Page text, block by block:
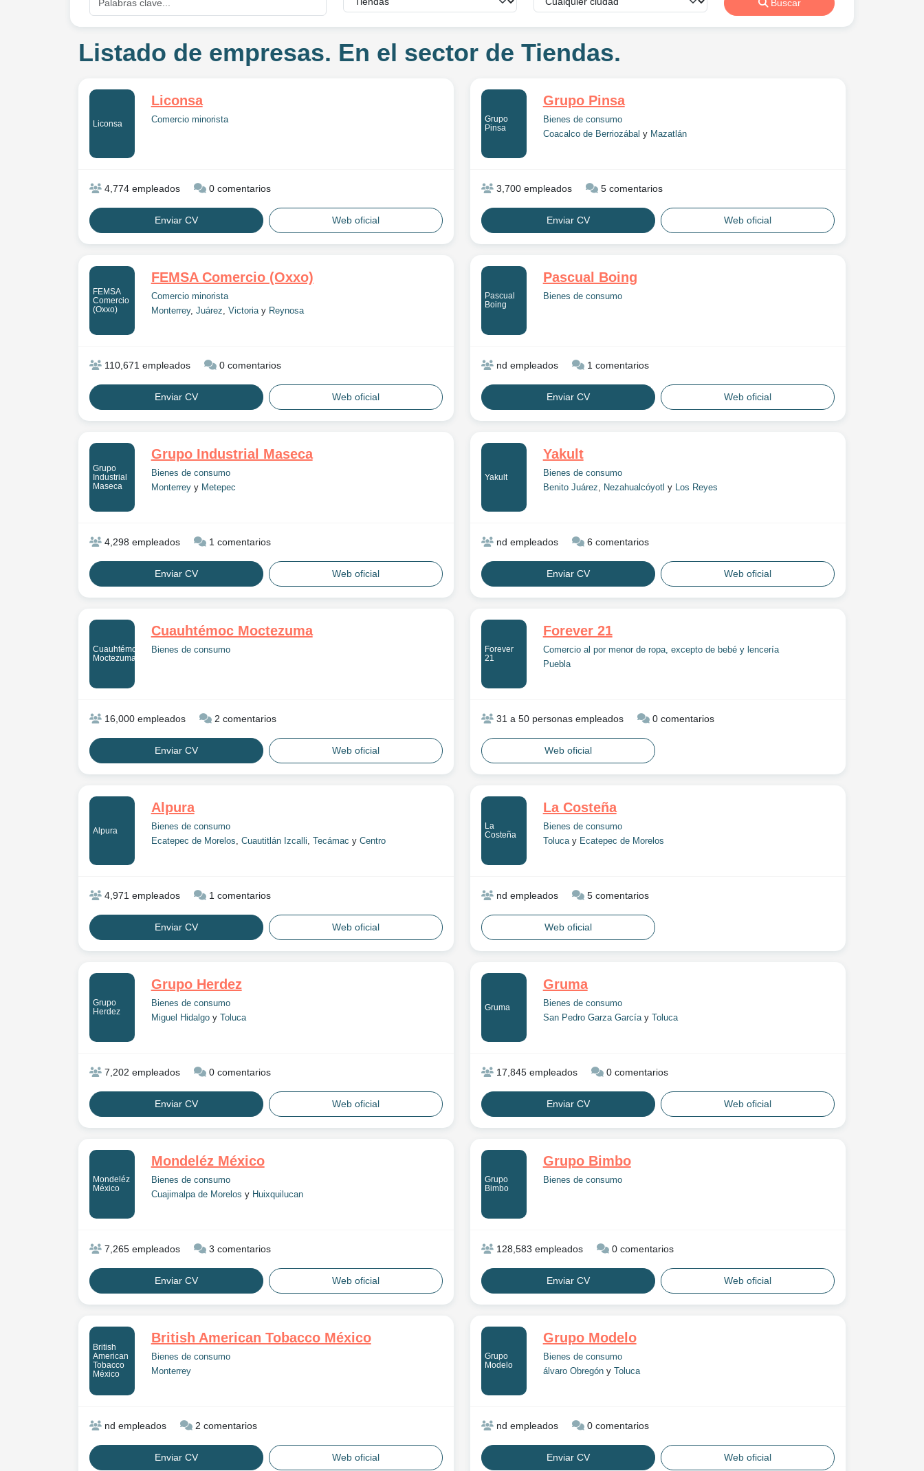
Buscar
Listado de empresas. En el sector de Tiendas.
Liconsa
Liconsa
Comercio minorista
4,774 empleados 0 comentarios
Enviar CV Web oficial
Grupo
Pinsa
Grupo Pinsa
Bienes de consumo
Coacalco de Berriozábal y Mazatlán
3,700 empleados 5 comentarios
Enviar CV Web oficial
FEMSA
Comercio
(Oxxo)
FEMSA Comercio (Oxxo)
Comercio minorista
Monterrey, Juárez, Victoriay Reynosa
110,671 empleados 0 comentarios
Enviar CV Web oficial
Pascual
Boing
Pascual Boing
Bienes de consumo
nd empleados 1 comentarios
Enviar CV Web oficial
Grupo
Industrial
Maseca
Grupo Industrial Maseca
Bienes de consumo
Monterreyy Metepec
4,298 empleados 1 comentarios
Enviar CV Web oficial
Yakult
Yakult
Bienes de consumo
Benito Juárez, Nezahualcóyotl y Los Reyes
nd empleados 6 comentarios
Enviar CV Web oficial
Cuauhtémoc
Moctezuma
Cuauhtémoc Moctezuma
Bienes de consumo
16,000 empleados 2 comentarios
Enviar CV Web oficial
Forever
21
Forever 21
Comercio al por menor de ropa, excepto de bebé y lencería
Puebla
31 a 50 personas empleados 0 comentarios
Web oficial
Alpura
Alpura
Bienes de consumo
Ecatepec de Morelos, Cuautitlán Izcalli, Tecámac y Centro
4,971 empleados 1 comentarios
Enviar CV Web oficial
La
Costeña
La Costeña
Bienes de consumo
Tolucay Ecatepec de Morelos
nd empleados 5 comentarios
Web oficial
Grupo
Herdez
Grupo Herdez
Bienes de consumo
Miguel Hidalgoy Toluca
7,202 empleados 0 comentarios
Enviar CV Web oficial
Gruma
Gruma
Bienes de consumo
San Pedro Garza Garcíay Toluca
17,845 empleados 0 comentarios
Enviar CV Web oficial
Mondeléz
México
Mondeléz México
Bienes de consumo
Cuajimalpa de Morelos y Huixquilucan
7,265 empleados 3 comentarios
Enviar CV Web oficial
Grupo
Bimbo
Grupo Bimbo
Bienes de consumo
128,583 empleados 0 comentarios
Enviar CV Web oficial
British
American
Tobacco
México
British American Tobacco México
Bienes de consumo
Monterrey
nd empleados 2 comentarios
Enviar CV Web oficial
Grupo
Modelo
Grupo Modelo
Bienes de consumo
álvaro Obregóny Toluca
nd empleados 0 comentarios
Enviar CV Web oficial